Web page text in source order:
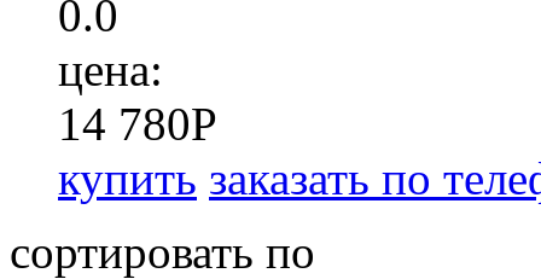
0.0
цена:
14 780P
купить заказать по
сортировать по